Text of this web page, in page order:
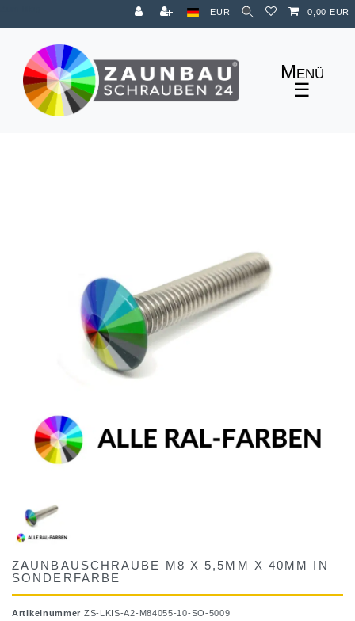
EUR 0,00 EUR
☰
ZAUNBAUSCHRAUBE M8 X 5,5MM X 40MM IN
SONDERFARBE
Artikelnummer ZS-LKIS-A2-M84055-10-SO-5009